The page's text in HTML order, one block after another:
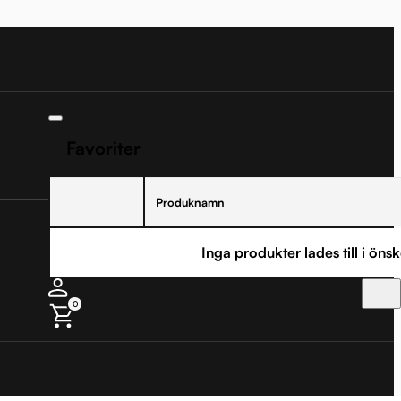
Produknamn
Inga produkter lades till i
0